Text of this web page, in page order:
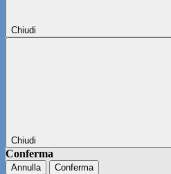
Chiudi
Chiudi
Conferma
Annulla Conferma